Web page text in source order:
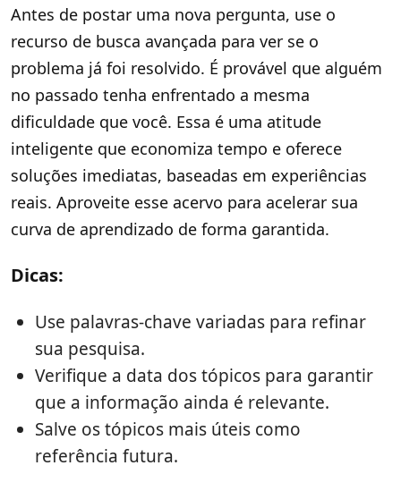
Antes de postar uma nova pergunta, use o
recurso de busca avançada para ver se o
problema já foi resolvido. É provável que alguém
no passado tenha enfrentado a mesma
dificuldade que você. Essa é uma atitude
inteligente que economiza tempo e oferece
soluções imediatas, baseadas em experiências
reais. Aproveite esse acervo para acelerar sua
curva de aprendizado de forma garantida.
Dicas:
Use palavras-chave variadas para refinar
sua pesquisa.
Verifique a data dos tópicos para garantir
que a informação ainda é relevante.
Salve os tópicos mais úteis como
referência futura.